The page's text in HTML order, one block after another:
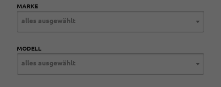
MARKE
alles ausgewählt
MODELL
alles ausgewählt